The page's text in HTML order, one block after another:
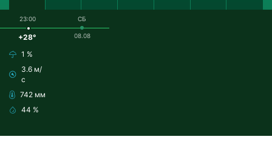
23:00
+28°
1 %
3.6 м/
с
742 мм
44 %
СБ
08.08